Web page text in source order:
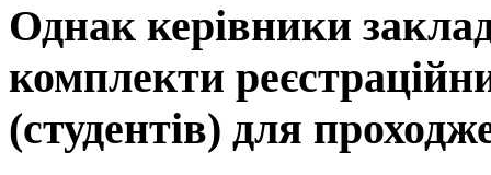
Однак керівники
комплекти
(студентів) для